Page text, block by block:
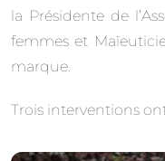
la Présidente de
femmes et
marque.
Trois interventions